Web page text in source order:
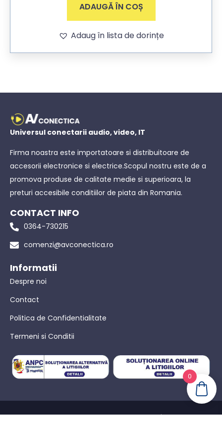
ADAUGĂ ÎN COȘ
Adaug în lista de dorințe
Universul conectarii audio, video, IT
Firma noastra este importatoare si distribuitoare de
accesorii electronice si electrice.Scopul nostru este de a
promova produse de calitate medie si superioara, la
preturi accesibile conditiilor de piata din Romania.
CONTACT INFO
0364-730215
comenzi@avconectica.ro
Informatii
Despre noi
Contact
Politica de Confidentialitate
Termeni si Conditii
© AVConectica – Toate drepturile rezervate! |Politica de
0